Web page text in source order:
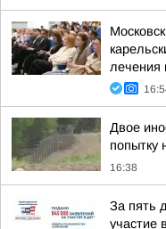
лечения
Двое
попытку
16:38
За пять
участие